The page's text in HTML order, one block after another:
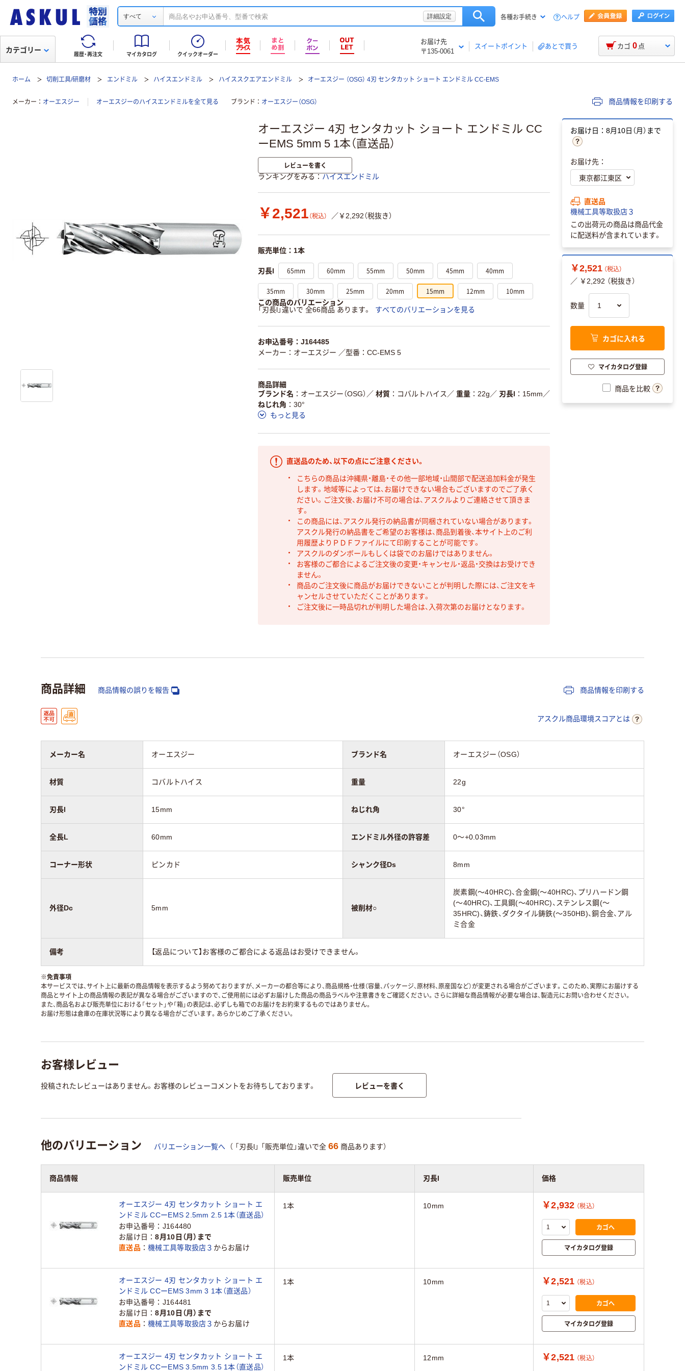
すべて 詳細設定 各種お手続き ヘルプ
履歴・再注文 マイカタログ クイックオーダー
お届け先
〒135-0061
スイートポイント あとで買う
カテゴリー カゴ 0 点
ホーム 切削工具/研磨材 エンドミル ハイスエンドミル ハイススクエアエンドミル オーエスジー （OSG） 4刃 センタカット ショート エンドミル CC-EMS
メーカー オーエスジー オーエスジーのハイスエンドミルを全て見る ブランド オーエスジー（OSG） 商品情報を印刷する
オーエスジー 4刃 センタカット ショート エンドミル CC
ーEMS 5mm 5 1本（直送品）
レビューを書く
ランキングをみる ハイスエンドミル
￥2,521 （税込） ／￥2,292（税抜き）
販売単位：1本
刃長l 65mm 60mm 55mm 50mm 45mm 40mm
35mm 30mm 25mm 20mm 15mm 12mm 10mm
この商品のバリエーション
「刃長l」違いで 全66商品 あります。
すべてのバリエーションを見る
お申込番号：J164485
メーカー：オーエスジー ／型番：CC-EMS 5
商品詳細
ブランド名
オーエスジー（OSG） ／ 材質 コバルトハイス ／ 重量 22g ／ 刃長l 15mm ／
ねじれ角
30°
もっと見る
直送品のため、以下の点にご注意ください。
こちらの商品は沖縄県・離島・その他一部地域・山間部で配送追加料金が発生
します。地域等によっては、お届けできない場合もございますのでご了承く
ださい。ご注文後、お届け不可の場合は、アスクルよりご連絡させて頂きま
す。
この商品には、アスクル発行の納品書が同梱されていない場合があります。
アスクル発行の納品書をご希望のお客様は、商品到着後、本サイト上のご利
用履歴よりＰＤＦファイルにて印刷することが可能です。
アスクルのダンボールもしくは袋でのお届けではありません。
お客様のご都合によるご注文後の変更・キャンセル・返品・交換はお受けでき
ません。
商品のご注文後に商品がお届けできないことが判明した際には、ご注文をキ
ャンセルさせていただくことがあります。
ご注文後に一時品切れが判明した場合は、入荷次第のお届けとなります。
お届け日：8月10日（月）まで
お届け先：
直送品
機械工具等取扱店３
この出荷元の商品は商品代金
に配送料が含まれています。
￥2,521 （税込）
／ ￥2,292 （税抜き）
数量
カゴに入れる
マイカタログ登録
商品を比較
商品詳細 商品情報の誤りを報告 商品情報を印刷する
アスクル商品環境スコアとは
メーカー名 オーエスジー ブランド名 オーエスジー（OSG）
材質 コバルトハイス 重量 22g
刃長l 15mm ねじれ角 30°
全長L 60mm エンドミル外径の許容差 0～+0.03mm
コーナー形状 ピンカド シャンク径Ds 8mm
外径Dc 5mm 被削材○
炭素鋼(～40HRC)、合金鋼(～40HRC)、プリハードン鋼
(～40HRC)、工具鋼(～40HRC)、ステンレス鋼(～
35HRC)、鋳鉄、ダクタイル鋳鉄(～350HB)、銅合金、アル
ミ合金
備考 【返品について】お客様のご都合による返品はお受けできません。
※免責事項
本サービスでは、サイト上に最新の商品情報を表示するよう努めておりますが、メーカーの都合等により、商品規格・仕様（容量、パッケージ、原材料、原産国など）が変更される場合がございます。このため、実際にお届けする
商品とサイト上の商品情報の表記が異なる場合がございますので、ご使用前には必ずお届けした商品の商品ラベルや注意書きをご確認ください。さらに詳細な商品情報が必要な場合は、製造元にお問い合わせください。
また、商品名および販売単位における「セット」や「箱」の表記は、必ずしも箱でのお届けをお約束するものではありません。
お届け形態は倉庫の在庫状況等により異なる場合がございます。あらかじめご了承ください。
お客様レビュー
投稿されたレビューはありません。お客様のレビューコメントをお待ちしております。 レビューを書く
他のバリエーション バリエーション一覧へ （ 「刃長l」 「販売単位」違いで全 66 商品あります）
商品情報 販売単位 刃長l 価格
オーエスジー 4刃 センタカット ショート エ
ンドミル CCーEMS 2.5mm 2.5 1本（直送品）
お申込番号
J164480
お届け日
8月10日（月）まで
直送品
機械工具等取扱店３ からお届け
1本 10mm ￥2,932 （税込）
カゴへ
マイカタログ登録
オーエスジー 4刃 センタカット ショート エ
ンドミル CCーEMS 3mm 3 1本（直送品）
お申込番号
J164481
お届け日
8月10日（月）まで
直送品
機械工具等取扱店３ からお届け
1本 10mm ￥2,521 （税込）
カゴへ
マイカタログ登録
オーエスジー 4刃 センタカット ショート エ
ンドミル CCーEMS 3.5mm 3.5 1本（直送品）
1本 12mm ￥2,521 （税込）